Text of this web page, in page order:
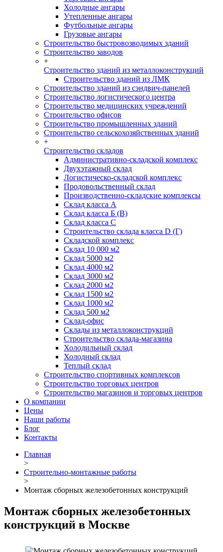
Холодные ангары
Утепленные ангары
Футбольные ангары
Грузовые ангары
Строительство быстровозводимых зданий
Строительство заводов
+
Строительство зданий из металлоконструкций
Строительство зданий из ЛМК
Строительство зданий из сэндвич-панелей
Строительство логистического центра
Строительство медицинских учреждений
Строительство офисов
Строительство промышленных зданий
Строительство сельскохозяйственных зданий
+
Строительство складов
Административно-складской комплекс
Двухэтажный склад
Логистическо-складской комплекс
Продовольственный склад
Производственно-складские комплексы
Склад класса А
Склад класса Б (B)
Склад класса С
Строительство склада класса D (Г)
Складской комплекс
Склад 10 000 м2
Склад 5000 м2
Склад 4000 м2
Склад 3000 м2
Склад 2000 м2
Склад 1500 м2
Склад 1000 м2
Склад 500 м2
Склад-офис
Склады из металлоконструкций
Строительство склада-магазина
Холодильный склад
Холодный склад
Теплый склад
Строительство спортивных комплексов
Строительство торговых центров
Строительство магазинов и торговых центров
О компании
Цены
Наши работы
Блог
Контакты
Главная
>
Строительно-монтажные работы
>
Монтаж сборных железобетонных конструкций
Монтаж сборных железобетонных
конструкций в Москве